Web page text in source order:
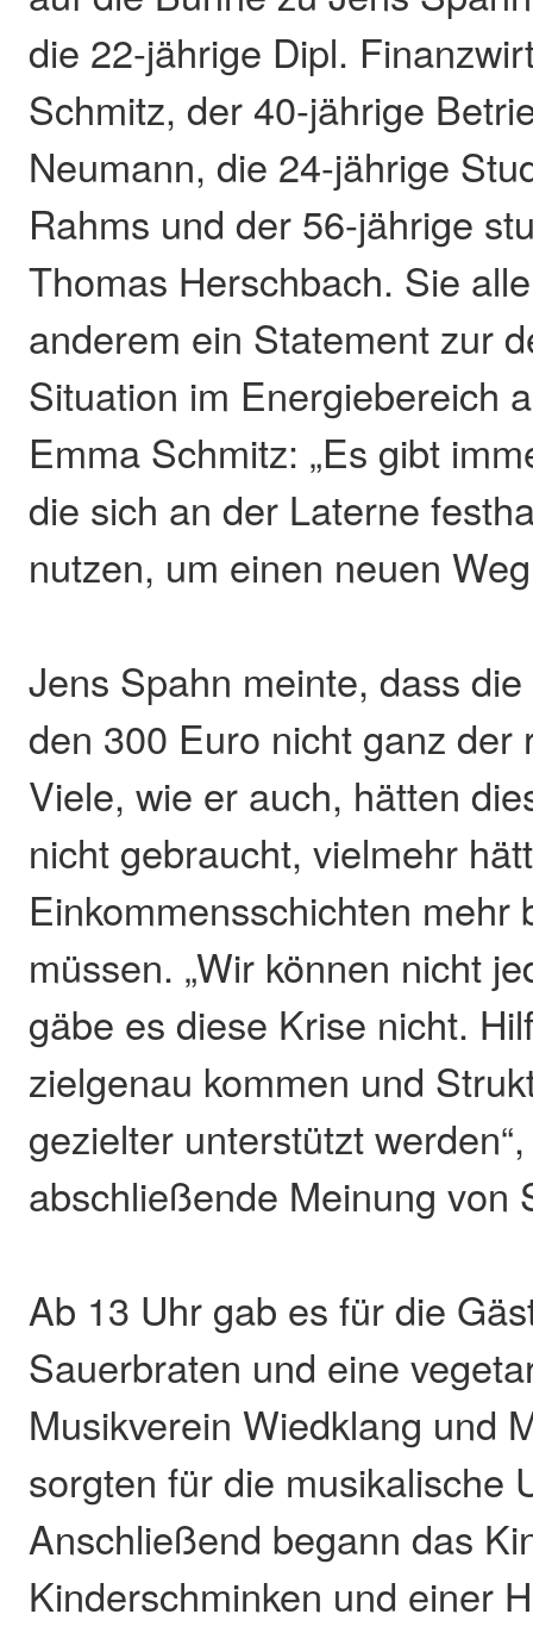
die 22-jährige Dipl.
Schmitz, der 40-jährige
Neumann, die 24-jährige
Rahms und der 56-jährige
Thomas Herschbach. Sie
anderem ein Statement zur
Situation im Energiebereich
Emma Schmitz: „Es gibt
die sich an der Laterne
nutzen, um einen neuen
Jens Spahn meinte, dass
den 300 Euro nicht ganz der
Viele, wie er auch, hätten
nicht gebraucht, vielmehr
Einkommensschichten mehr
müssen. „Wir können nicht
gäbe es diese Krise nicht.
zielgenau kommen und
gezielter unterstützt
abschließende Meinung von
Ab 13 Uhr gab es für die
Sauerbraten und eine
Musikverein Wiedklang und
sorgten für die musikalische
Anschließend begann das
Kinderschminken und einer